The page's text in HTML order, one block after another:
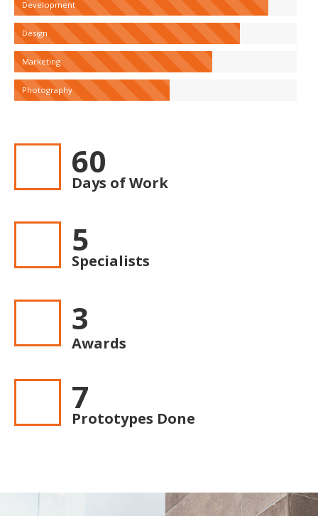
Development
Design
Marketing
Photography
60
Days of Work
5
Specialists
3
Awards
7
Prototypes Done